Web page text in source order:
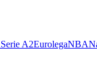
Serie A2EurolegaNBA